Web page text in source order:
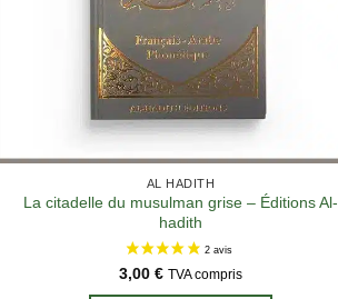
AL HADITH
La citadelle du musulman grise – Éditions Al-
hadith
3,00 € TVA compris